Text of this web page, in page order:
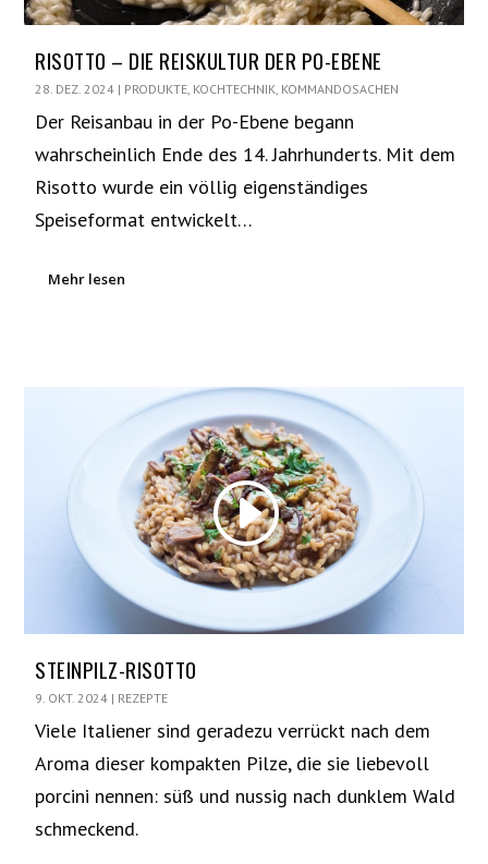
RISOTTO – DIE REISKULTUR DER PO-EBENE
28. DEZ. 2024 | PRODUKTE, KOCHTECHNIK, KOMMANDOSACHEN
Der Reisanbau in der Po-Ebene begann
wahrscheinlich Ende des 14. Jahrhunderts. Mit dem
Risotto wurde ein völlig eigenständiges
Speiseformat entwickelt…
Mehr lesen
STEINPILZ-RISOTTO
9. OKT. 2024 | REZEPTE
Viele Italiener sind geradezu verrückt nach dem
Aroma dieser kompakten Pilze, die sie liebevoll
porcini nennen: süß und nussig nach dunklem Wald
schmeckend.